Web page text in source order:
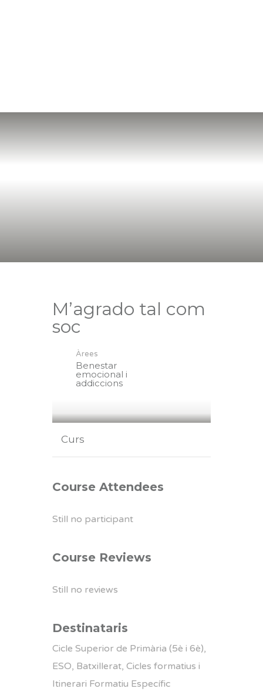
M’agrado tal com
soc
Àrees
Benestar
emocional i
addiccions
Curs
Course Attendees
Still no participant
Course Reviews
Still no reviews
Destinataris
Cicle Superior de Primària (5è i 6è),
ESO, Batxillerat, Cicles formatius i
Itinerari Formatiu Específic